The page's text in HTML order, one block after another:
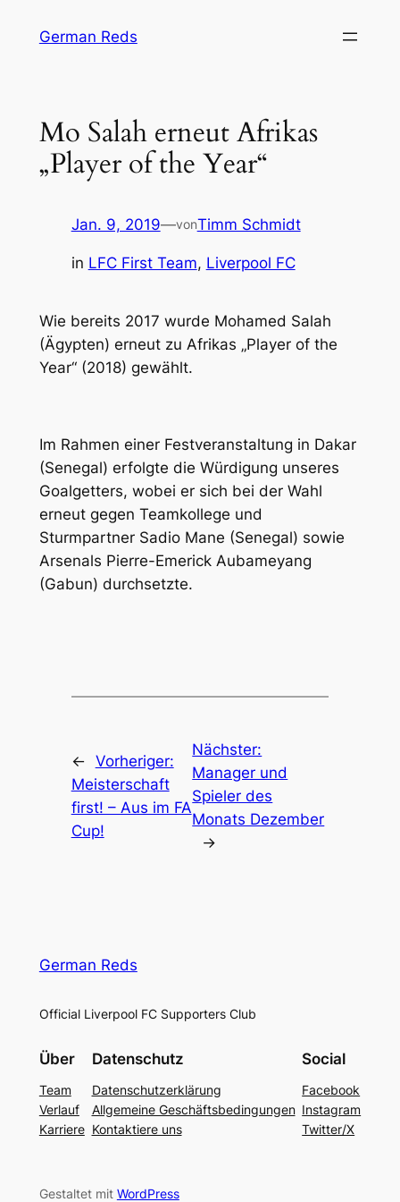
InhaltGerman Reds
Mo Salah erneut Afrikas
„Player of the Year“
Jan. 9, 2019—vonTimm Schmidt
in LFC First Team, Liverpool FC
Wie bereits 2017 wurde Mohamed Salah
(Ägypten) erneut zu Afrikas „Player of the
Year“ (2018) gewählt.
Im Rahmen einer Festveranstaltung in Dakar
(Senegal) erfolgte die Würdigung unseres
Goalgetters, wobei er sich bei der Wahl
erneut gegen Teamkollege und
Sturmpartner Sadio Mane (Senegal) sowie
Arsenals Pierre-Emerick Aubameyang
(Gabun) durchsetzte.
← Vorheriger:
Meisterschaft
first! – Aus im FA
Cup!
Nächster:
Manager und
Spieler des
Monats Dezember
→
German Reds
Official Liverpool FC Supporters Club
Über
Team
Verlauf
Karriere
Datenschutz
Datenschutzerklärung
Allgemeine Geschäftsbedingungen
Kontaktiere uns
Social
Facebook
Instagram
Twitter/X
Gestaltet mit WordPress